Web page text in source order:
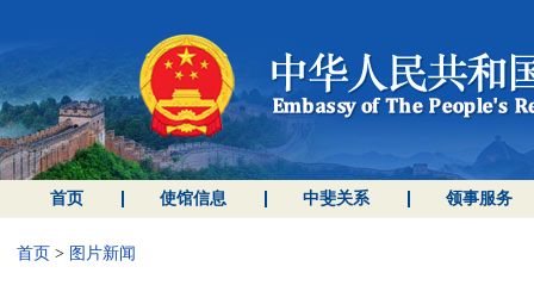
首页 使馆信息 中斐关系 领事服务
首页 > 图片新闻